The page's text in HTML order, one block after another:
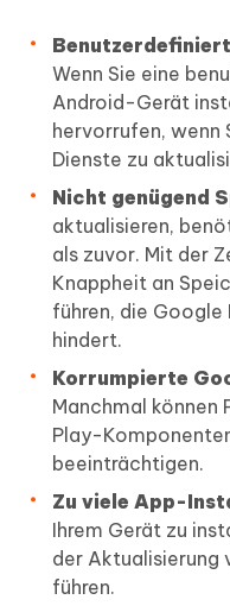
Wenn Sie eine
Android-Gerät
hervorrufen, wenn
Dienste zu
Nicht genügend
aktualisieren,
als zuvor. Mit der
Knappheit an
führen, die Google
hindert.
Korrumpierte
Manchmal können
Play-
beeinträchtigen.
Zu viele App-
Ihrem Gerät zu
der Aktualisierung
führen.